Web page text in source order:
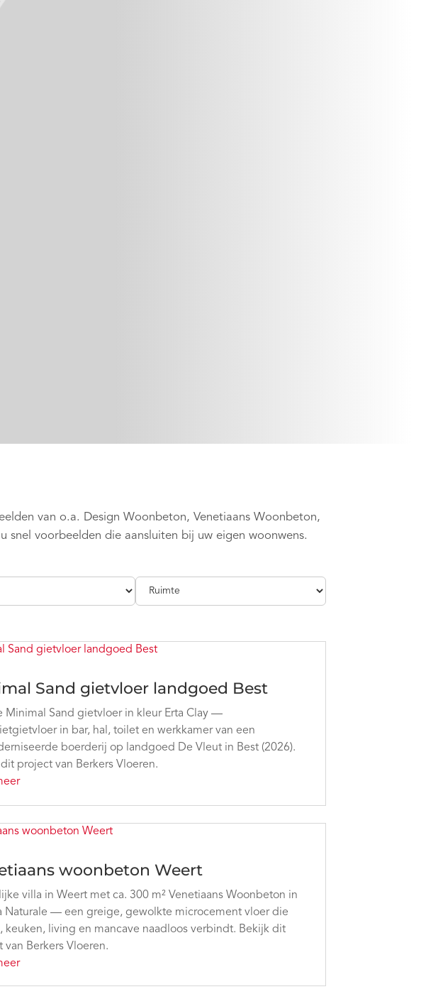
van o.a. Design Woonbeton, Venetiaans Woonbeton,
snel voorbeelden die aansluiten bij uw eigen woonwens.
Sand gietvloer landgoed Best
Minimal Sand gietvloer in kleur Erta Clay —
in bar, hal, toilet en werkkamer van een
boerderij op landgoed De Vleut in Best (2026).
project van Berkers Vloeren.
woonbeton Weert
villa in Weert met ca. 300 m² Venetiaans Woonbeton in
Naturale — een greige, gewolkte microcement vloer die
keuken, living en mancave naadloos verbindt. Bekijk dit
van Berkers Vloeren.